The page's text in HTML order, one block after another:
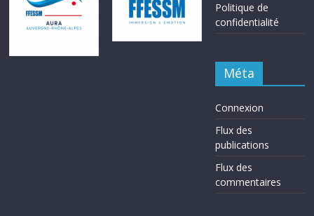
Politique de
confidentialité
Méta
Connexion
Flux des
publications
Flux des
commentaires